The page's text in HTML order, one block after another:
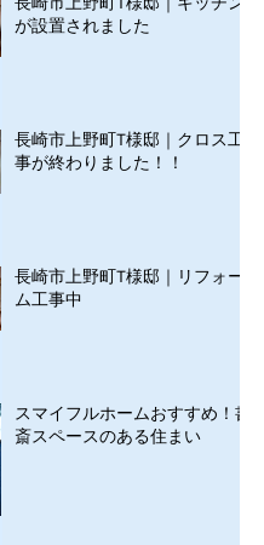
が設置されました
長崎市上野町T様邸｜クロス工
事が終わりました！！
長崎市上野町T様邸｜リフォー
ム工事中
スマイフルホームおすすめ！書
斎スペースのある住まい